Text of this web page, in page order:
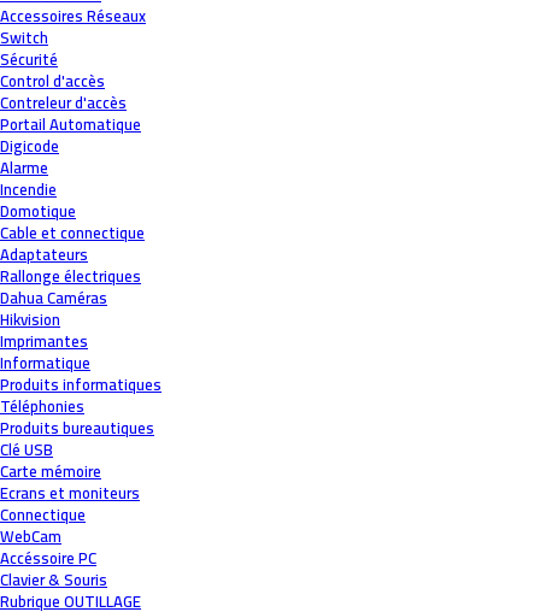
Accessoires Réseaux
Switch
Sécurité
Control d'accès
Contreleur d'accès
Portail Automatique
Digicode
Alarme
Incendie
Domotique
Cable et connectique
Adaptateurs
Rallonge électriques
Dahua Caméras
Hikvision
Imprimantes
Informatique
Produits informatiques
Téléphonies
Produits bureautiques
Clé USB
Carte mémoire
Ecrans et moniteurs
Connectique
WebCam
Accéssoire PC
Clavier & Souris
Rubrique OUTILLAGE